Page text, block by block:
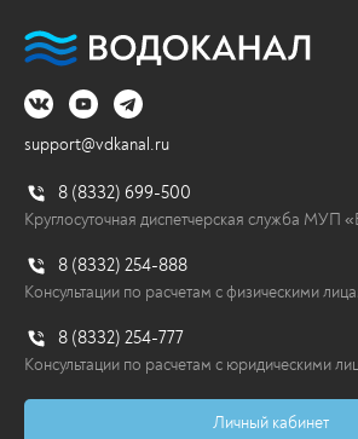
дороге
Сотрудники Водоканала
восстановлению дорожного
04.08.2026
support@vdkanal.ru
8 (8332) 699-500
Круглосуточная диспетчерская служба МУП
8 (8332) 254-888
Консультации по расчетам с физическими
8 (8332) 254-777
Консультации по расчетам с юридическими
Личный кабинет